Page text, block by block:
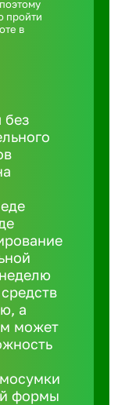
Батайск
пройти
в
без
а
может
формы